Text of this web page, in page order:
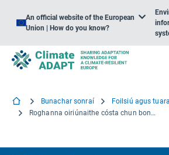
An official website of the European
Union | How do you know?
Bunachar sonraí
Foilsiú agus
Roghanna oiriúnaithe cósta chun bonneagar iarnróid a chosaint in Dawlish, Cósta Devon Theas, an Ríocht Aontaithe